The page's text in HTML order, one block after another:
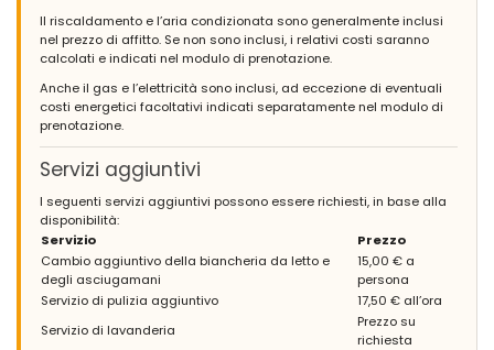
Il riscaldamento e l’aria condizionata sono generalmente inclusi
nel prezzo di affitto. Se non sono inclusi, i relativi costi saranno
calcolati e indicati nel modulo di prenotazione.
Anche il gas e l’elettricità sono inclusi, ad eccezione di eventuali
costi energetici facoltativi indicati separatamente nel modulo di
prenotazione.
Servizi aggiuntivi
I seguenti servizi aggiuntivi possono essere richiesti, in base alla
disponibilità:
Servizio
Prezzo
Cambio aggiuntivo della biancheria da letto e
degli asciugamani
15,00 € a
persona
Servizio di pulizia aggiuntivo
17,50 € all’ora
Servizio di lavanderia
Prezzo su
richiesta